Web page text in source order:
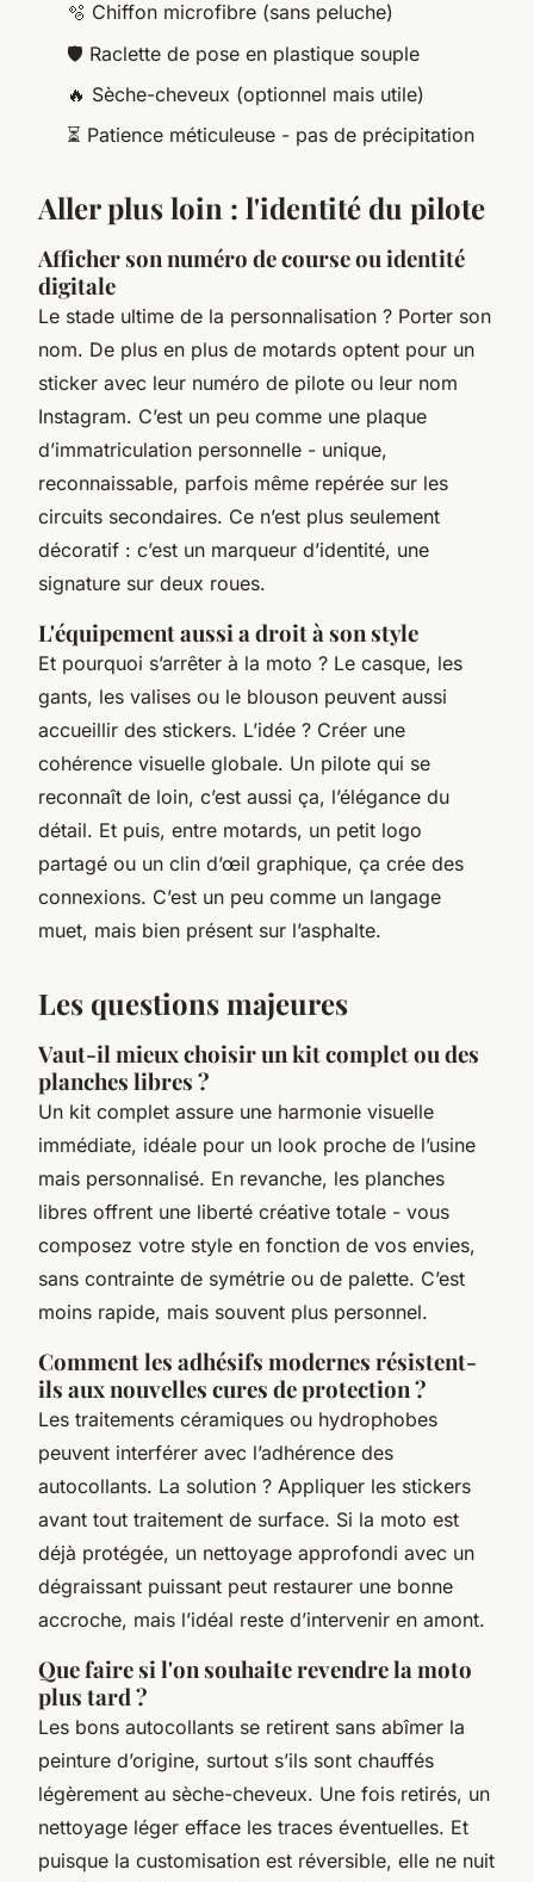
🫧 Chiffon microfibre (sans peluche)
🛡️ Raclette de pose en plastique souple
🔥 Sèche-cheveux (optionnel mais utile)
⏳ Patience méticuleuse - pas de précipitation
Aller plus loin : l'identité du pilote
Afficher son numéro de course ou identité
digitale
Le stade ultime de la personnalisation ? Porter son
nom. De plus en plus de motards optent pour un
sticker avec leur numéro de pilote ou leur nom
Instagram. C’est un peu comme une plaque
d’immatriculation personnelle - unique,
reconnaissable, parfois même repérée sur les
circuits secondaires. Ce n’est plus seulement
décoratif : c’est un marqueur d’identité, une
signature sur deux roues.
L'équipement aussi a droit à son style
Et pourquoi s’arrêter à la moto ? Le casque, les
gants, les valises ou le blouson peuvent aussi
accueillir des stickers. L’idée ? Créer une
cohérence visuelle globale. Un pilote qui se
reconnaît de loin, c’est aussi ça, l’élégance du
détail. Et puis, entre motards, un petit logo
partagé ou un clin d’œil graphique, ça crée des
connexions. C’est un peu comme un langage
muet, mais bien présent sur l’asphalte.
Les questions majeures
Vaut-il mieux choisir un kit complet ou des
planches libres ?
Un kit complet assure une harmonie visuelle
immédiate, idéale pour un look proche de l’usine
mais personnalisé. En revanche, les planches
libres offrent une liberté créative totale - vous
composez votre style en fonction de vos envies,
sans contrainte de symétrie ou de palette. C’est
moins rapide, mais souvent plus personnel.
Comment les adhésifs modernes résistent-
ils aux nouvelles cures de protection ?
Les traitements céramiques ou hydrophobes
peuvent interférer avec l’adhérence des
autocollants. La solution ? Appliquer les stickers
avant tout traitement de surface. Si la moto est
déjà protégée, un nettoyage approfondi avec un
dégraissant puissant peut restaurer une bonne
accroche, mais l’idéal reste d’intervenir en amont.
Que faire si l'on souhaite revendre la moto
plus tard ?
Les bons autocollants se retirent sans abîmer la
peinture d’origine, surtout s’ils sont chauffés
légèrement au sèche-cheveux. Une fois retirés, un
nettoyage léger efface les traces éventuelles. Et
puisque la customisation est réversible, elle ne nuit